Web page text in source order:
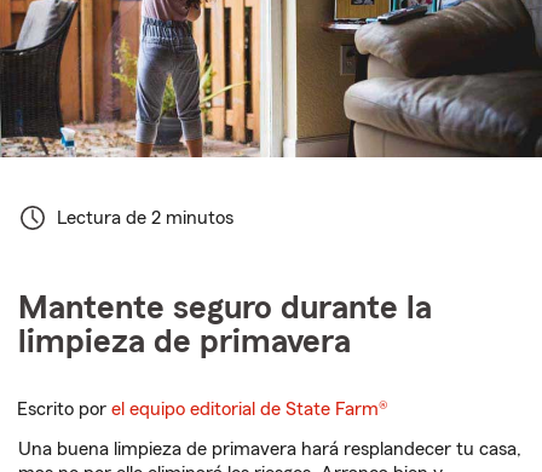
Lectura de 2 minutos
Mantente seguro durante la
limpieza de primavera
Escrito porel equipo editorial de State Farm®
Una buena limpieza de primavera hará resplandecer tu casa,